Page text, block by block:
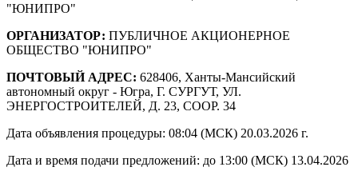
"ЮНИПРО"
ОРГАНИЗАТОР: ПУБЛИЧНОЕ АКЦИОНЕРНОЕ
ОБЩЕСТВО "ЮНИПРО"
ПОЧТОВЫЙ АДРЕС: 628406, Ханты-Мансийский
автономный округ - Югра, Г. СУРГУТ, УЛ.
ЭНЕРГОСТРОИТЕЛЕЙ, Д. 23, СООР. 34
Дата объявления процедуры: 08:04 (МСК) 20.03.2026 г.
Дата и время подачи предложений: до 13:00 (МСК) 13.04.2026